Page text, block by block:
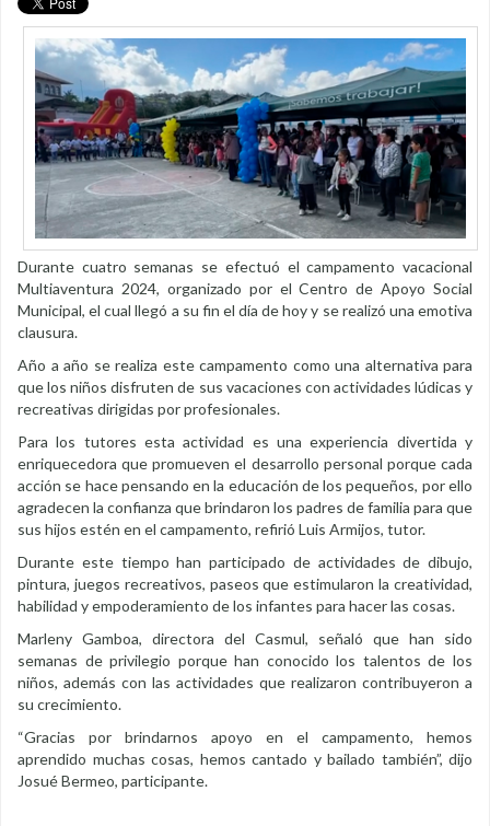
Durante cuatro semanas se efectuó el campamento vacacional
Multiaventura 2024, organizado por el Centro de Apoyo Social
Municipal, el cual llegó a su fin el día de hoy y se realizó una emotiva
clausura.
Año a año se realiza este campamento como una alternativa para
que los niños disfruten de sus vacaciones con actividades lúdicas y
recreativas dirigidas por profesionales.
Para los tutores esta actividad es una experiencia divertida y
enriquecedora que promueven el desarrollo personal porque cada
acción se hace pensando en la educación de los pequeños, por ello
agradecen la confianza que brindaron los padres de familia para que
sus hijos estén en el campamento, refirió Luis Armijos, tutor.
Durante este tiempo han participado de actividades de dibujo,
pintura, juegos recreativos, paseos que estimularon la creatividad,
habilidad y empoderamiento de los infantes para hacer las cosas.
Marleny Gamboa, directora del Casmul, señaló que han sido
semanas de privilegio porque han conocido los talentos de los
niños, además con las actividades que realizaron contribuyeron a
su crecimiento.
“Gracias por brindarnos apoyo en el campamento, hemos
aprendido muchas cosas, hemos cantado y bailado también”, dijo
Josué Bermeo, participante.